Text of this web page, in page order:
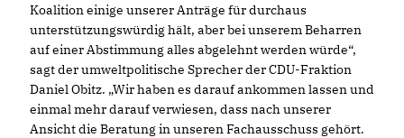
Koalition einige unserer Anträge für durchaus
unterstützungswürdig hält, aber bei unserem Beharren
auf einer Abstimmung alles abgelehnt werden würde“,
sagt der umweltpolitische Sprecher der CDU-Fraktion
Daniel Obitz. „Wir haben es darauf ankommen lassen und
einmal mehr darauf verwiesen, dass nach unserer
Ansicht die Beratung in unseren Fachausschuss gehört.